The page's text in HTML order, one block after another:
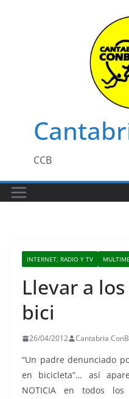
CCB
INTERNET, RADIO Y TV
Llevar a
bici
26/04/2012 Cantabria
“Un padre denunciado
en bicicleta”… así
NOTICIA en todos